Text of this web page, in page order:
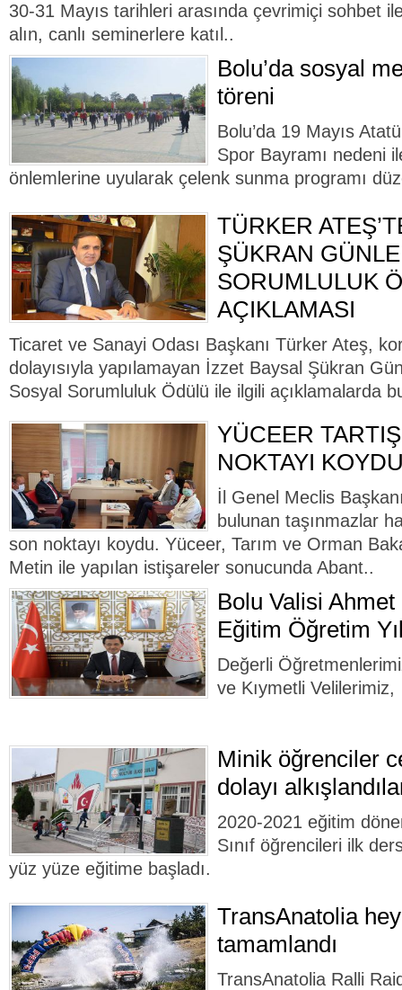
30-31 Mayıs tarihleri arasında çevrimiçi sohbet
alın, canlı seminerlere katıl..
Bolu’da sosyal
töreni
Bolu’da 19 Mayıs
Spor Bayramı nedeni
önlemlerine uyularak çelenk sunma programı
TÜRKER
ŞÜKRAN
SORUMLULUK
AÇIKLAMASI
Ticaret ve Sanayi Odası Başkanı Türker Ateş,
dolayısıyla yapılamayan İzzet Baysal Şükran
Sosyal Sorumluluk Ödülü ile ilgili açıklamalarda
YÜCEER
NOKTAYI
İl Genel Meclis
bulunan taşınmazlar
son noktayı koydu. Yüceer, Tarım ve Orman
Metin ile yapılan istişareler sonucunda Abant..
Bolu Valisi
Eğitim Öğretim
Değerli
ve Kıymetli Velilerimiz,
Minik öğrenciler
dolayı
2020-2021 eğitim
Sınıf öğrencileri ilk
yüz yüze eğitime başladı.
TransAnatolia
tamamlandı
TransAnatolia Ralli